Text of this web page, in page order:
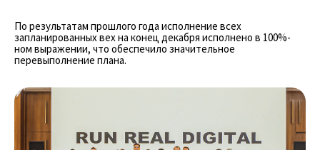
По результатам прошлого года исполнение всех
запланированных вех на конец декабря исполнено в 100%-
ном выражении, что обеспечило значительное
перевыполнение плана.